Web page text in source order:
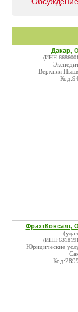
Дакар,
Верхняя
ФрахтКонсалт,
Юридические